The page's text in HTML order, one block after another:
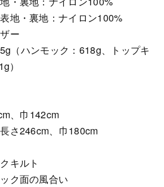
地・裏地：ナイロン100%
ー
（ハンモック：618g、トップキ
）
、巾142cm
さ246cm、巾180cm
キルト
ク面の風合い